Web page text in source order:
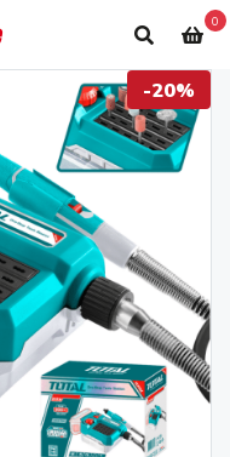
0
-20%